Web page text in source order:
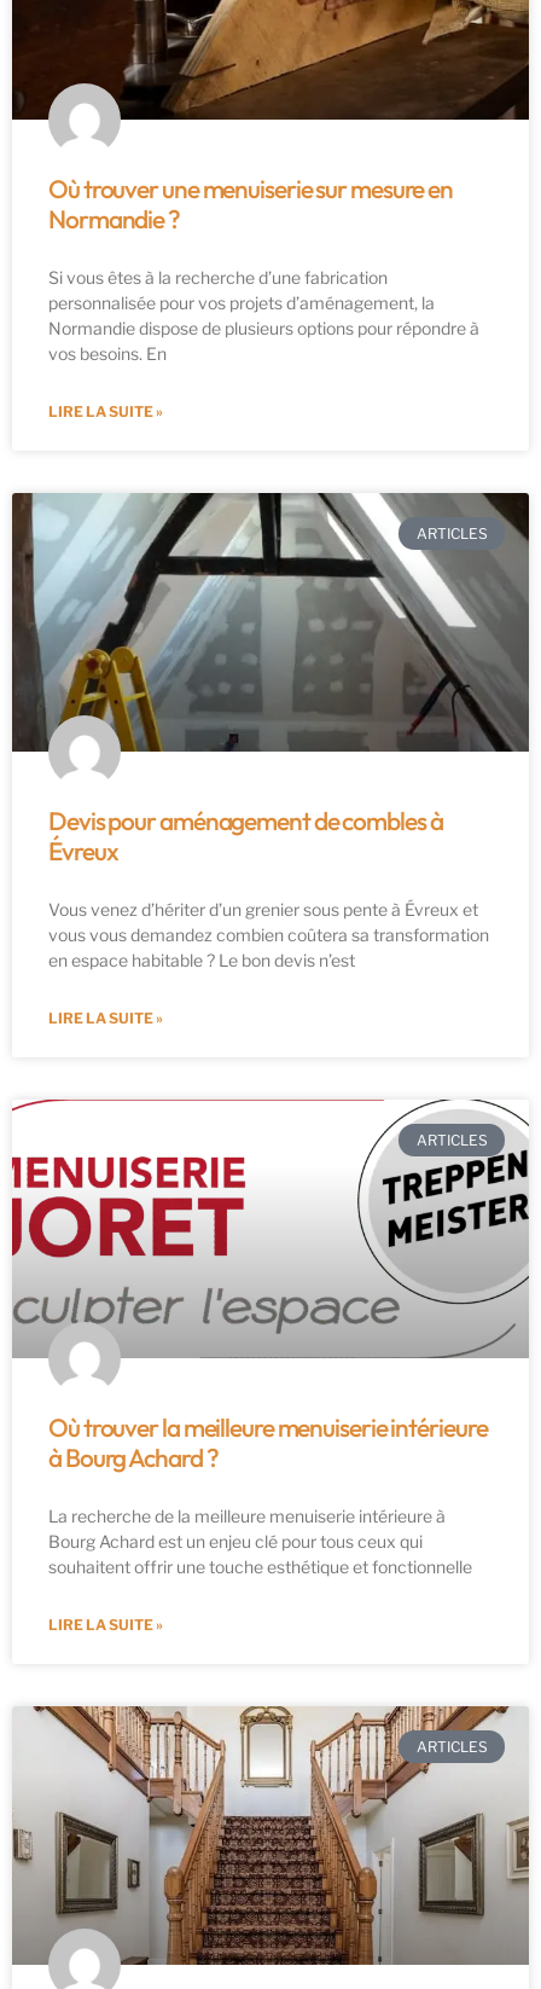
Où trouver une menuiserie sur mesure en
Normandie ?
Si vous êtes à la recherche d’une fabrication
personnalisée pour vos projets d’aménagement, la
Normandie dispose de plusieurs options pour répondre à
vos besoins. En
LIRE LA SUITE »
ARTICLES
Devis pour aménagement de combles à
Évreux
Vous venez d’hériter d’un grenier sous pente à Évreux et
vous vous demandez combien coûtera sa transformation
en espace habitable ? Le bon devis n’est
LIRE LA SUITE »
ARTICLES
Où trouver la meilleure menuiserie intérieure
à Bourg Achard ?
La recherche de la meilleure menuiserie intérieure à
Bourg Achard est un enjeu clé pour tous ceux qui
souhaitent offrir une touche esthétique et fonctionnelle
LIRE LA SUITE »
ARTICLES